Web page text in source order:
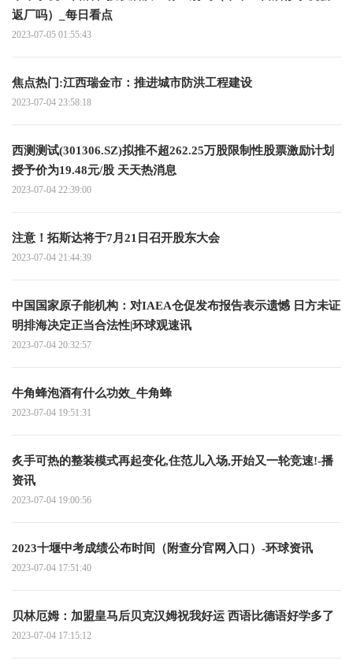
返厂吗）_每日看点
2023-07-05 01:55:43
焦点热门:江西瑞金市：推进城市防洪工程建设
2023-07-04 23:58:18
西测测试(301306.SZ)拟推不超262.25万股限制性股票激励计划
授予价为19.48元/股 天天热消息
2023-07-04 22:39:00
注意！拓斯达将于7月21日召开股东大会
2023-07-04 21:44:39
中国国家原子能机构：对IAEA仓促发布报告表示遗憾 日方未证
明排海决定正当合法性|环球观速讯
2023-07-04 20:32:57
牛角蜂泡酒有什么功效_牛角蜂
2023-07-04 19:51:31
炙手可热的整装模式再起变化,住范儿入场,开始又一轮竞速!-播
资讯
2023-07-04 19:00:56
2023十堰中考成绩公布时间（附查分官网入口）-环球资讯
2023-07-04 17:51:40
贝林厄姆：加盟皇马后贝克汉姆祝我好运 西语比德语好学多了
2023-07-04 17:15:12